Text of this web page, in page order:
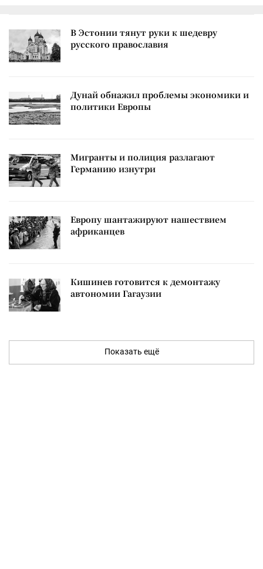
В Эстонии тянут руки к шедевру
русского православия
Дунай обнажил проблемы экономики и
политики Европы
Мигранты и полиция разлагают
Германию изнутри
Европу шантажируют нашествием
африканцев
Кишинев готовится к демонтажу
автономии Гагаузии
Показать ещё